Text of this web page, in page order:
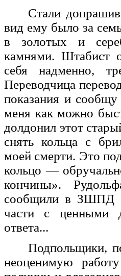
Стали
вид ему было за
в золотых и
камнями. Штабист
себя надменно,
Переводчица
показания и сообщу
меня как можно
долдонил этот
снять кольца с
моей смерти. Это
кольцо —
кончины».
сообщили в ЗШПД о
части с ценными
ответа...
Подпольщики,
неоценимую